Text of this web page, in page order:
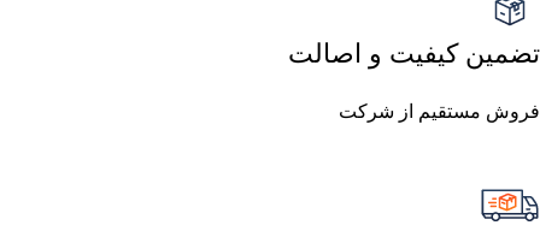
تضمین کیفیت و اصالت
فروش مستقیم از شرکت